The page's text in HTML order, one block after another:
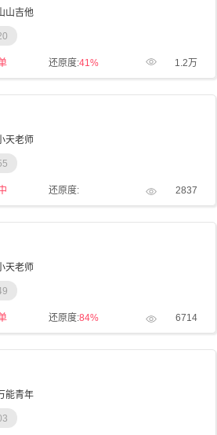
山吉他
还原度:41% 1.2万
天老师
还原度: 2837
天老师
还原度:84% 6714
能青年